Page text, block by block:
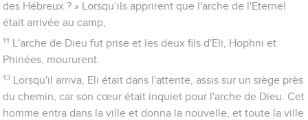
des Hébreux ? » Lorsqu’ils apprirent que l'arche de l'Eternel
était arrivée au camp,
11
L'arche de Dieu fut prise et les deux fils d'Eli, Hophni et
Phinées, moururent.
13
Lorsqu'il arriva, Eli était dans l'attente, assis sur un siège près
du chemin, car son cœur était inquiet pour l'arche de Dieu. Cet
homme entra dans la ville et donna la nouvelle, et toute la ville